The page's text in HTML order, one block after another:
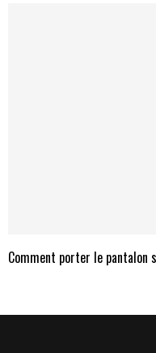
Comment porter le pantalon